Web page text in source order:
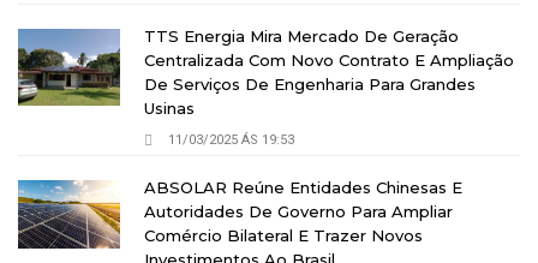
TTS Energia Mira Mercado De Geração
Centralizada Com Novo Contrato E Ampliação
De Serviços De Engenharia Para Grandes
Usinas
11/03/2025 ÁS 19:53
ABSOLAR Reúne Entidades Chinesas E
Autoridades De Governo Para Ampliar
Comércio Bilateral E Trazer Novos